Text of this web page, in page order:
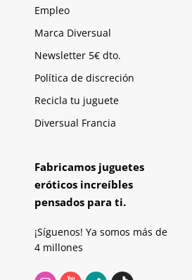
Empleo
Marca Diversual
Newsletter 5€ dto.
Política de discreción
Recicla tu juguete
Diversual Francia
Fabricamos juguetes
eróticos increíbles
pensados para ti.
¡Síguenos! Ya somos más de
4 millones